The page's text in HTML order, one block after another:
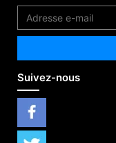
Suivez-nous